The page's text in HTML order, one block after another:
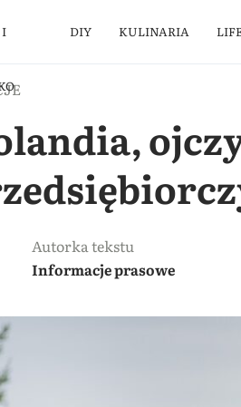
I DIY KULINARIA
Autorka tekstu
Informacje prasowe